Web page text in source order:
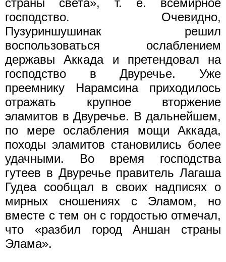
господство. Очевидно,
Пузуриншушинак решил
воспользоваться ослаблением
державы Аккада и претендовал на
господство в Двуречье. Уже
преемнику Нарамсина приходилось
отражать крупное вторжение
эламитов в Двуречье. В дальнейшем,
по мере ослабления мощи Аккада,
походы эламитов становились более
удачными. Во время господства
гутеев в Двуречье правитель Лагаша
Гудеа сообщал в своих надписях о
мирных сношениях с Эламом, но
вместе с тем он с гордостью отмечал,
что «разбил город Аншан страны
Элама».